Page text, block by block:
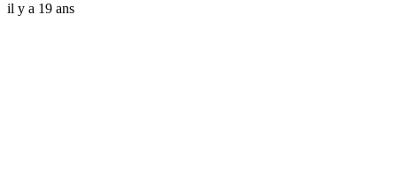
il y a 19 ans